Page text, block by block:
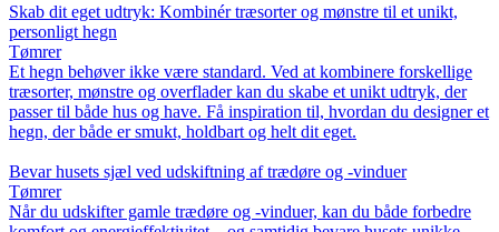
Skab dit eget udtryk: Kombinér træsorter og mønstre til et unikt,
personligt hegn
Tømrer
Et hegn behøver ikke være standard. Ved at kombinere forskellige
træsorter, mønstre og overflader kan du skabe et unikt udtryk, der
passer til både hus og have. Få inspiration til, hvordan du designer et
hegn, der både er smukt, holdbart og helt dit eget.
Bevar husets sjæl ved udskiftning af trædøre og -vinduer
Tømrer
Når du udskifter gamle trædøre og -vinduer, kan du både forbedre